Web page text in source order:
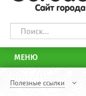
МЕНЮ
Полезные ссылки